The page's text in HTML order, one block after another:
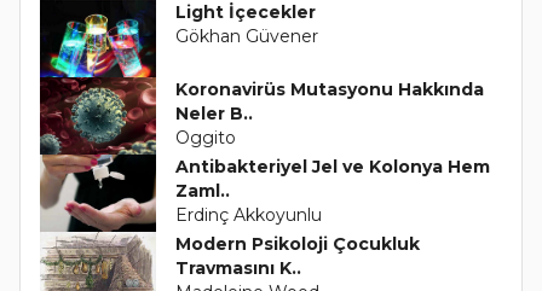
Light İçecekler
Gökhan Güvener
Koronavirüs Mutasyonu Hakkında
Neler B..
Oggito
Antibakteriyel Jel ve Kolonya Hem
Zaml..
Erdinç Akkoyunlu
Modern Psikoloji Çocukluk
Travmasını K..